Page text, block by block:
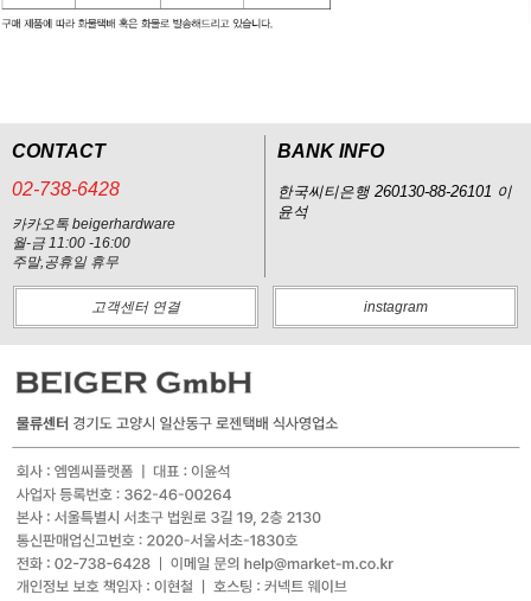
CONTACT
02-738-6428
카카오톡 beigerhardware
월-금 11:00 -16:00
주말,공휴일 휴무
BANK INFO
한국씨티은행 260130-88-26101 이
윤석
고객센터 연결 instagram